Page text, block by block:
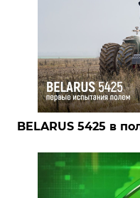
BELARUS 5425 в